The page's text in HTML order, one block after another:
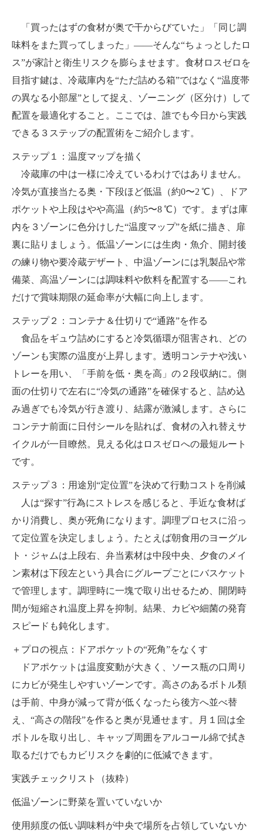
「買ったはずの食材が奥で干からびていた」「同じ調
味料をまた買ってしまった」――そんな“ちょっとしたロ
ス”が家計と衛生リスクを膨らませます。食材ロスゼロを
目指す鍵は、冷蔵庫内を“ただ詰める箱”ではなく“温度帯
の異なる小部屋”として捉え、ゾーニング（区分け）して
配置を最適化すること。ここでは、誰でも今日から実践
できる３ステップの配置術をご紹介します。
ステップ１：温度マップを描く
冷蔵庫の中は一様に冷えているわけではありません。
冷気が直接当たる奥・下段ほど低温（約0〜2 ℃）、ドア
ポケットや上段はやや高温（約5〜8 ℃）です。まずは庫
内を３ゾーンに色分けした“温度マップ”を紙に描き、扉
裏に貼りましょう。低温ゾーンには生肉・魚介、開封後
の練り物や要冷蔵デザート、中温ゾーンには乳製品や常
備菜、高温ゾーンには調味料や飲料を配置する――これ
だけで賞味期限の延命率が大幅に向上します。
ステップ２：コンテナ＆仕切りで“通路”を作る
食品をギュウ詰めにすると冷気循環が阻害され、どの
ゾーンも実際の温度が上昇します。透明コンテナや浅い
トレーを用い、「手前を低・奥を高」の２段収納に。側
面の仕切りで左右に“冷気の通路”を確保すると、詰め込
み過ぎでも冷気が行き渡り、結露が激減します。さらに
コンテナ前面に日付シールを貼れば、食材の入れ替えサ
イクルが一目瞭然。見える化はロスゼロへの最短ルート
です。
ステップ３：用途別“定位置”を決めて行動コストを削減
人は“探す”行為にストレスを感じると、手近な食材ば
かり消費し、奥が死角になります。調理プロセスに沿っ
て定位置を決定しましょう。たとえば朝食用のヨーグル
ト・ジャムは上段右、弁当素材は中段中央、夕食のメイ
ン素材は下段左という具合にグループごとにバスケット
で管理します。調理時に一塊で取り出せるため、開閉時
間が短縮され温度上昇を抑制。結果、カビや細菌の発育
スピードも鈍化します。
＋プロの視点：ドアポケットの“死角”をなくす
ドアポケットは温度変動が大きく、ソース瓶の口周り
にカビが発生しやすいゾーンです。高さのあるボトル類
は手前、中身が減って背が低くなったら後方へ並べ替
え、“高さの階段”を作ると奥が見通せます。月１回は全
ボトルを取り出し、キャップ周囲をアルコール綿で拭き
取るだけでもカビリスクを劇的に低減できます。
実践チェックリスト（抜粋）
低温ゾーンに野菜を置いていないか
使用頻度の低い調味料が中央で場所を占領していないか